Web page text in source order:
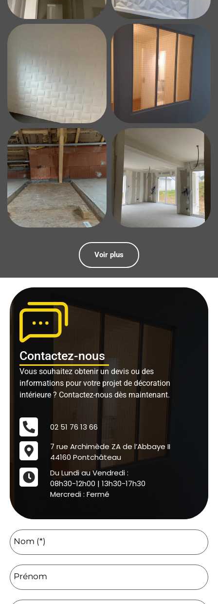
Voir plus
Contactez-nous
Vous souhaitez obtenir un devis ou des
informations pour votre projet de décoration
intérieure ? Contactez-nous dès maintenant.
02 51 76 13 66
7 rue Archimède ZA de l’Abbaye II
44160 Pontchâteau
Du Lundi au Vendredi :
08h30-12h00 | 13h30-17h30
Mercredi : Fermé
Nom (*)
Prénom